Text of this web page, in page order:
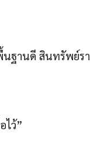
ฐานดี สินทรัพย์ร
ไว้”